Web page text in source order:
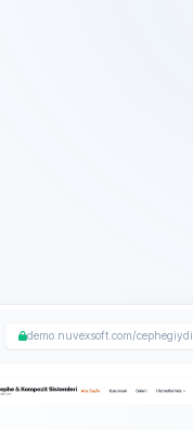
demo.nuvexsoft.com/